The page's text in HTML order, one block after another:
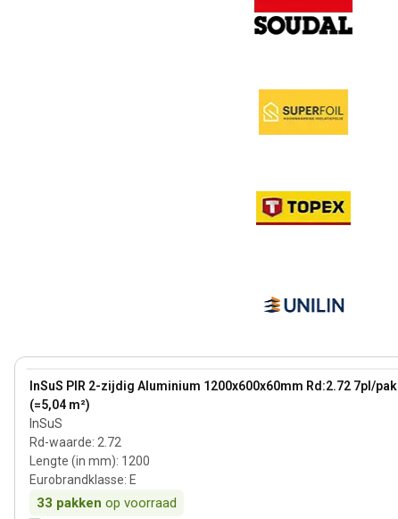
InSuS PIR 2-zijdig Aluminium 1200x600x60mm Rd:2.72 7pl/pak
(=5,04 m²)
InSuS
Rd-waarde: 2.72
Lengte (in mm): 1200
Eurobrandklasse: E
33 pakken op voorraad
View product